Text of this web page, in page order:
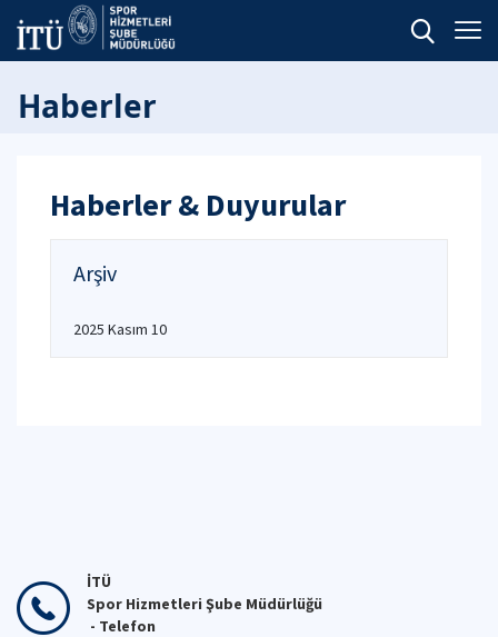
Haberler
Haberler & Duyurular
Arşiv
2025 Kasım 10
İTÜ
Spor Hizmetleri Şube Müdürlüğü
- Telefon